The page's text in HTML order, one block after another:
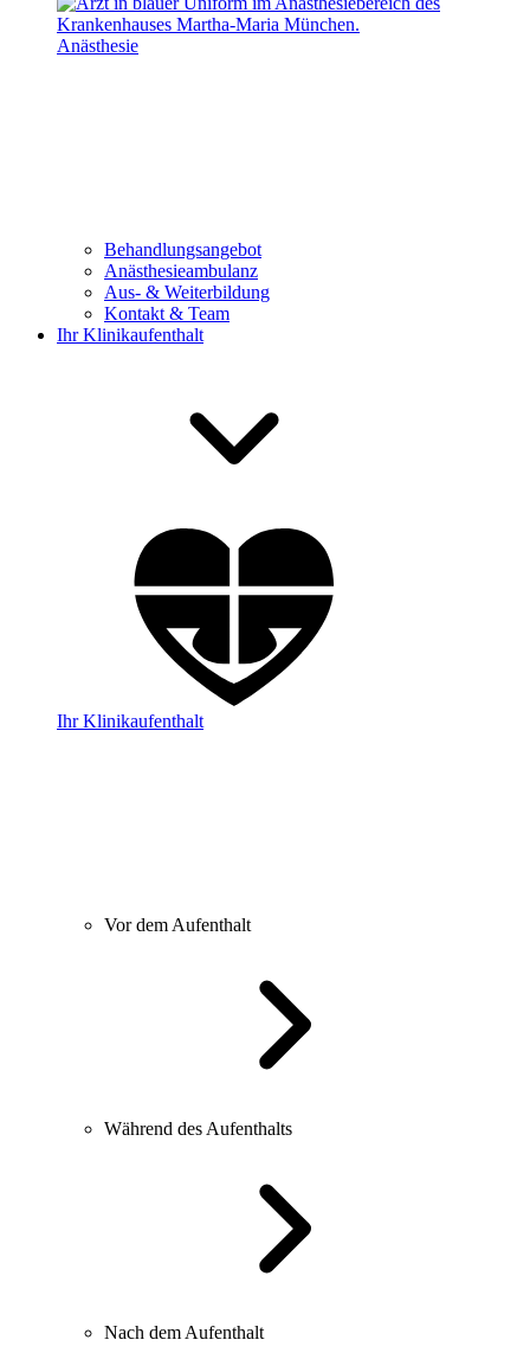
Anästhesie
Behandlungsangebot
Anästhesieambulanz
Aus- & Weiterbildung
Kontakt & Team
Ihr Klinikaufenthalt
Ihr Klinikaufenthalt
Vor dem Aufenthalt
Während des Aufenthalts
Nach dem Aufenthalt